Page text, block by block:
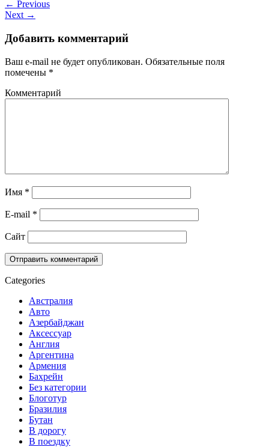
← Previous
Next →
Добавить комментарий
Ваш e-mail не будет опубликован. Обязательные поля
помечены *
Комментарий
Имя *
E-mail *
Сайт
Categories
Австралия
Авто
Азербайджан
Аксессуар
Англия
Аргентина
Армения
Бахрейн
Без категории
Блоготур
Бразилия
Бутан
В дорогу
В поездку